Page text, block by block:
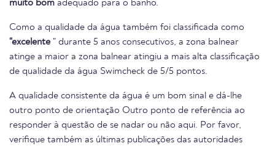
muito bom adequado para o banho.
Como a qualidade da água também foi classificada como
"excelente " durante 5 anos consecutivos, a zona balnear
atinge a maior a zona balnear atingiu a mais alta classificação
de qualidade da água Swimcheck de 5/5 pontos.
A qualidade consistente da água é um bom sinal e dá-lhe
outro ponto de orientação Outro ponto de referência ao
responder à questão de se nadar ou não aqui. Por favor,
verifique também as últimas publicações das autoridades